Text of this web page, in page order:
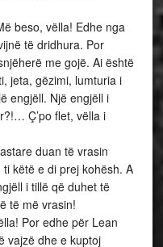
beso, vëlla! Edhe nga
të dridhura. Por
me gojë. Ai është
jeta, gëzimi, lumturia i
engjëll. Një engjëll i
Ç’po flet, vëlla i
duan të vrasin
këtë e di prej kohësh. A
i tillë që duhet të
të më vrasin!
Por edhe për Lean
vajzë dhe e kuptoj